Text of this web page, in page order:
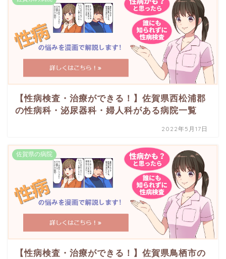
【性病検査・治療ができる！】佐賀県西松浦郡
の性病科・泌尿器科・婦人科がある病院一覧
2022年5月17日
佐賀県の病院
【性病検査・治療ができる！】佐賀県鳥栖市の